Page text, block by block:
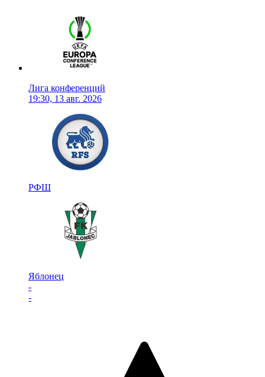
Лига конференций
19:30, 13 авг. 2026
РФШ
Яблонец
-
-